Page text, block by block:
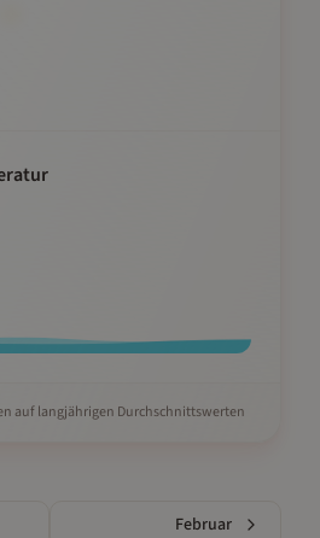
auf langjährigen Durchschnittswerten
Februar